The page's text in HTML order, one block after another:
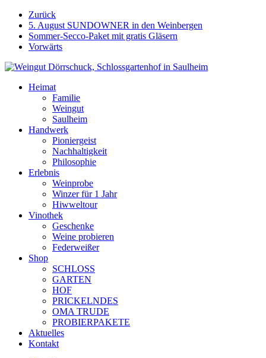
Weiter
zum
Inhalt
Zurück
5. August SUNDOWNER in den Weinbergen
Sommer-Secco-Paket mit gratis Gläsern
Vorwärts
Heimat
Familie
Weingut
Saulheim
Handwerk
Pioniergeist
Nachhaltigkeit
Philosophie
Erlebnis
Weinprobe
Winzer für 1 Jahr
Hiwweltour
Vinothek
Geschenke
Weine probieren
Federweißer
Shop
SCHLOSS
GARTEN
HOF
PRICKELNDES
OMA TRUDE
PROBIERPAKETE
Aktuelles
Kontakt